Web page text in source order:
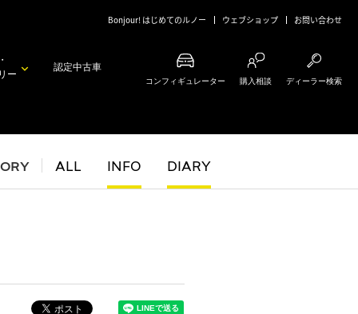
Bonjour! はじめてのルノー ウェブショップ お問い合わせ
ー
認定中古車
コンフィギュレーター 購入相談 ディーラー検索
ALL INFO DIARY